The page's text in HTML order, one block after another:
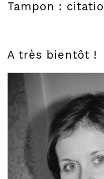
Tampon :
A très bientôt !